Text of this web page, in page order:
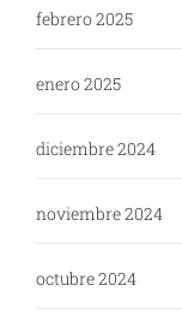
febrero 2025
enero 2025
diciembre 2024
noviembre 2024
octubre 2024